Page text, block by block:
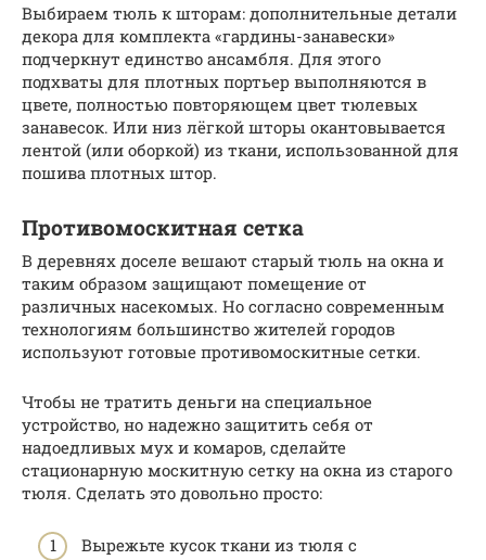
Выбираем тюль к шторам: дополнительные детали
декора для комплекта «гардины-занавески»
подчеркнут единство ансамбля. Для этого
подхваты для плотных портьер выполняются в
цвете, полностью повторяющем цвет тюлевых
занавесок. Или низ лёгкой шторы окантовывается
лентой (или оборкой) из ткани, использованной для
пошива плотных штор.
Противомоскитная сетка
В деревнях доселе вешают старый тюль на окна и
таким образом защищают помещение от
различных насекомых. Но согласно современным
технологиям большинство жителей городов
используют готовые противомоскитные сетки.
Чтобы не тратить деньги на специальное
устройство, но надежно защитить себя от
надоедливых мух и комаров, сделайте
стационарную москитную сетку на окна из старого
тюля. Сделать это довольно просто:
Вырежьте кусок ткани из тюля с